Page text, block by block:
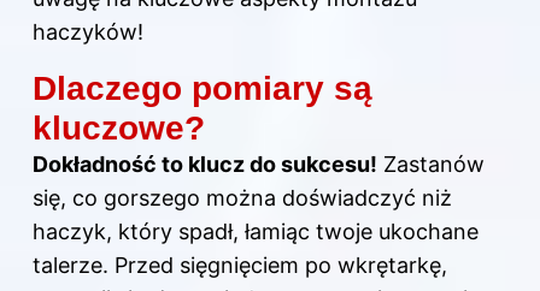
haczyków!
Dlaczego pomiary są
kluczowe?
Dokładność to klucz dosukcesu! Zastanów
się, co gorszego można doświadczyć niż
haczyk, który spadł, łamiąc twoje ukochane
talerze. Przed sięgnięciem po wkrętarkę,